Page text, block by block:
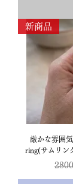
新商品
厳かな雰囲
ring(サムリン